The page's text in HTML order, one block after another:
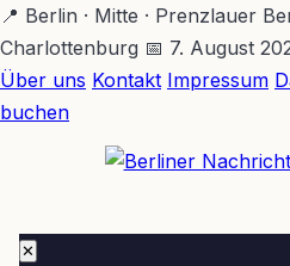
Zum
Hauptinhalt
springen
📍 Berlin · Mitte · Prenzlauer
Charlottenburg 📅 7. August
Über uns Kontakt Impressum
buchen
✕